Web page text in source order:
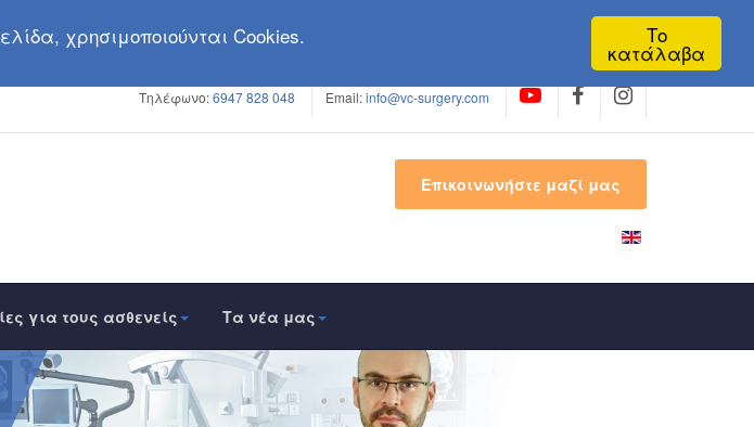
Το
κατάλαβα
χρησιμοποιούνται Cookies.
Τηλέφωνο:6947 828 048 Email:info@vc-surgery.com
Επικοινωνήστε μαζί μας
για τους ασθενείς Τα νέα μας